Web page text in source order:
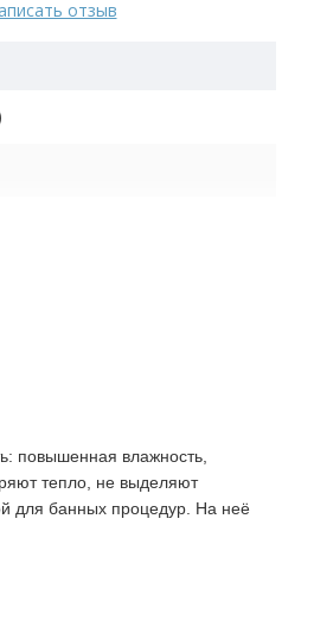
отзыв
160 кг
повышенная влажность,
тепло, не выделяют
для банных процедур. На неё